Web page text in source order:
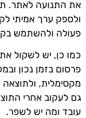
את התנועה לאתר.
ולספק ערך אמיתי
פעולה ולהשתמש
כמו כן, יש לשקול
פרסום בזמן נכון
מקסימלית, ולתוצאה
גם לעקוב אחרי
עובד ומה יש לשפר.